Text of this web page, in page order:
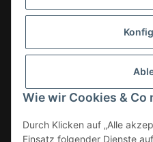
Wie wir Cookies & Co
Durch Klicken auf „Alle
Einsatz folgender Dienste
- Sezer Kahveci & Cengiz Inci
33142 Büren, Deutschland
Kategorien